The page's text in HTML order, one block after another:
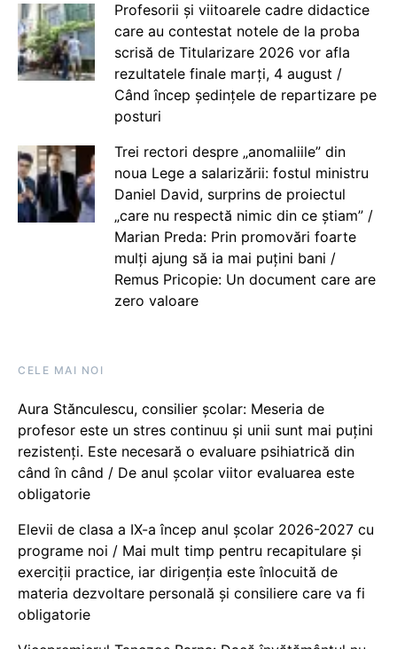
Profesorii și viitoarele cadre didactice
care au contestat notele de la proba
scrisă de Titularizare 2026 vor afla
rezultatele finale marți, 4 august /
Când încep ședințele de repartizare pe
posturi
Trei rectori despre „anomaliile” din
noua Lege a salarizării: fostul ministru
Daniel David, surprins de proiectul
„care nu respectă nimic din ce știam” /
Marian Preda: Prin promovări foarte
mulți ajung să ia mai puțini bani /
Remus Pricopie: Un document care are
zero valoare
CELE MAI NOI
Aura Stănculescu, consilier școlar: Meseria de
profesor este un stres continuu și unii sunt mai puțini
rezistenți. Este necesară o evaluare psihiatrică din
când în când / De anul școlar viitor evaluarea este
obligatorie
Elevii de clasa a IX-a încep anul școlar 2026-2027 cu
programe noi / Mai mult timp pentru recapitulare și
exerciții practice, iar dirigenția este înlocuită de
materia dezvoltare personală și consiliere care va fi
obligatorie